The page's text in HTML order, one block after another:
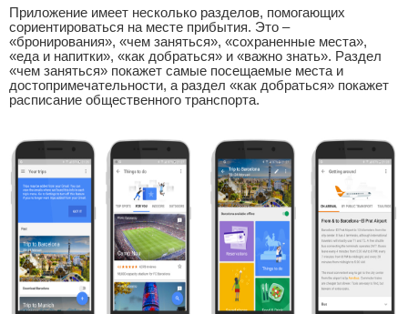
Приложение имеет несколько разделов, помогающих
сориентироваться на месте прибытия. Это –
«бронирования», «чем заняться», «сохраненные места»,
«еда и напитки», «как добраться» и «важно знать». Раздел
«чем заняться» покажет самые посещаемые места и
достопримечательности, а раздел «как добраться» покажет
расписание общественного транспорта.